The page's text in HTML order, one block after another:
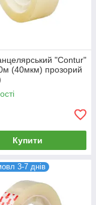
"Contur"
(40мкм) прозорий
Купити
3-7 днів